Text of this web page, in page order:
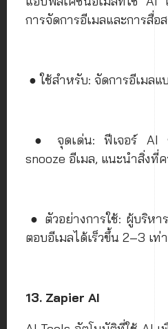
การจัดการอีเมลและการสื่อ
● ใช้สำหรับ: จัดการอีเมลแ
● จุดเด่น: ฟีเจอร์ AI ช่
snooze อีเมล, แนะนำสิ่งที่
● ตัวอย่างการใช้: ผู้บริหา
ตอบอีเมลได้เร็วขึ้น 2–3 เท่า
13. Zapier AI